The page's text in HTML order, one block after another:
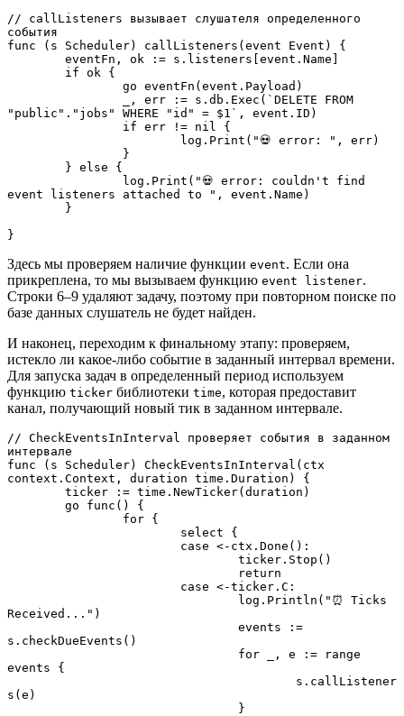
// callListeners вызывает слушателя определенного
события
func (s Scheduler) callListeners(event Event) {
"public"."jobs" WHERE "id" = $1`, event.ID)
event listeners attached to ", event.Name)
}
Здесь мы проверяем наличие функции event. Если она
прикреплена, то мы вызываем функцию event listener.
Строки 6–9 удаляют задачу, поэтому при повторном поиске по
базе данных слушатель не будет найден.
И наконец, переходим к финальному этапу: проверяем,
истекло ли какое-либо событие в заданный интервал времени.
Для запуска задач в определенный период используем
функцию ticker библиотеки time, которая предоставит
канал, получающий новый тик в заданном интервале.
// CheckEventsInInterval проверяет события в заданном
интервале
func (s Scheduler) CheckEventsInInterval(ctx
context.Context, duration time.Duration) {
Received...")
s.checkDueEvents()
events {
s(e)